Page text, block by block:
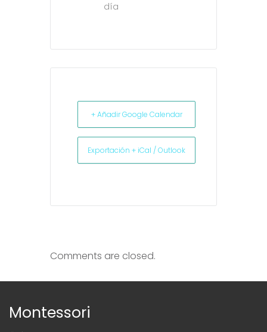
día
+ Añadir Google Calendar
Exportación + iCal / Outlook
Comments are closed.
Montessori